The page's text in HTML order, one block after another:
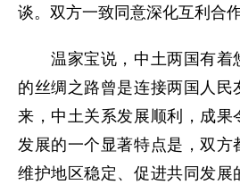
谈。双方一致同意深化互利合
温家宝说，中土两国有着
的丝绸之路曾是连接两国人民
来，中土关系发展顺利，成果
发展的一个显著特点是，双方
维护地区稳定、促进共同发展